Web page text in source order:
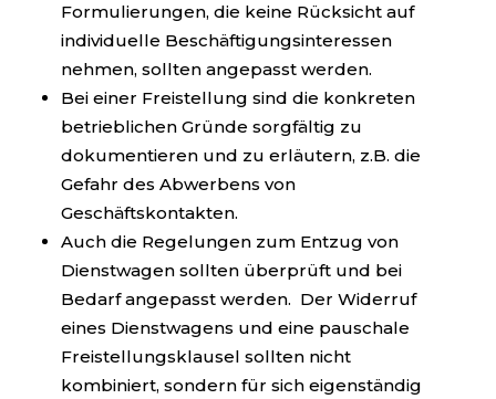
Formulierungen, die keine Rücksicht auf
individuelle Beschäftigungsinteressen
nehmen, sollten angepasst werden.
Bei einer Freistellung sind die konkreten
betrieblichen Gründe sorgfältig zu
dokumentieren und zu erläutern, z.B. die
Gefahr des Abwerbens von
Geschäftskontakten.
Auch die Regelungen zum Entzug von
Dienstwagen sollten überprüft und bei
Bedarf angepasst werden. Der Widerruf
eines Dienstwagens und eine pauschale
Freistellungsklausel sollten nicht
kombiniert, sondern für sich eigenständig